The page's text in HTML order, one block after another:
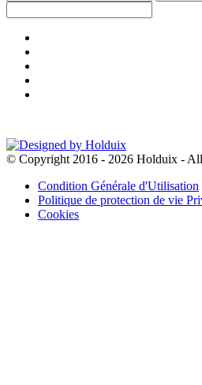
© Copyright 2016 - 2026 Holduix - All
Condition Générale d'Utilisation
Politique de protection de vie
Cookies